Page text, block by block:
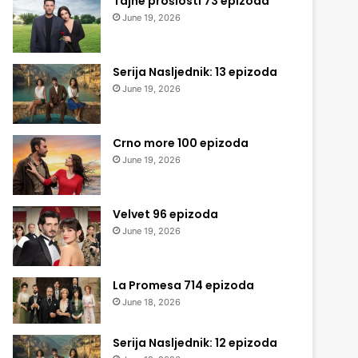
June 19, 2026
Serija Nasljednik: 13 epizoda
June 19, 2026
Crno more 100 epizoda
June 19, 2026
Velvet 96 epizoda
June 19, 2026
La Promesa 714 epizoda
June 18, 2026
Serija Nasljednik: 12 epizoda